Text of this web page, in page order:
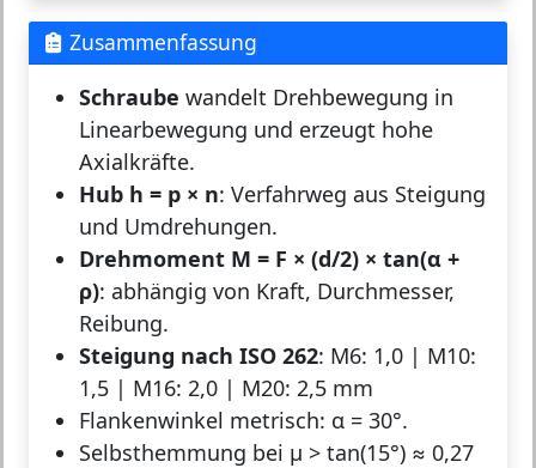
Zusammenfassung
Schraube wandelt Drehbewegung in
Linearbewegung und erzeugt hohe
Axialkräfte.
Hub h = p × n: Verfahrweg aus Steigung
und Umdrehungen.
Drehmoment M = F × (d/2) × tan(α +
ρ): abhängig von Kraft, Durchmesser,
Reibung.
Steigung nach ISO 262: M6: 1,0 | M10:
1,5 | M16: 2,0 | M20: 2,5 mm
Flankenwinkel metrisch: α = 30°.
Selbsthemmung bei μ > tan(15°) ≈ 0,27